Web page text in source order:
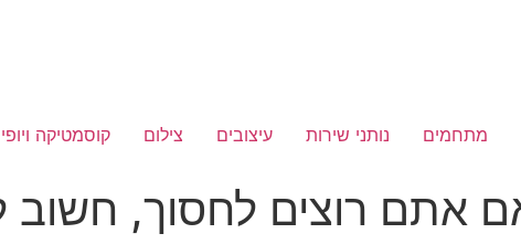
מתחמים נותני שירות עיצובים צילום קוסמטיקה ויופי
אתם רוצים לחסוך, חשוב